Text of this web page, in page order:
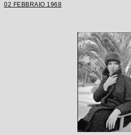
02 FEBBRAIO 1968